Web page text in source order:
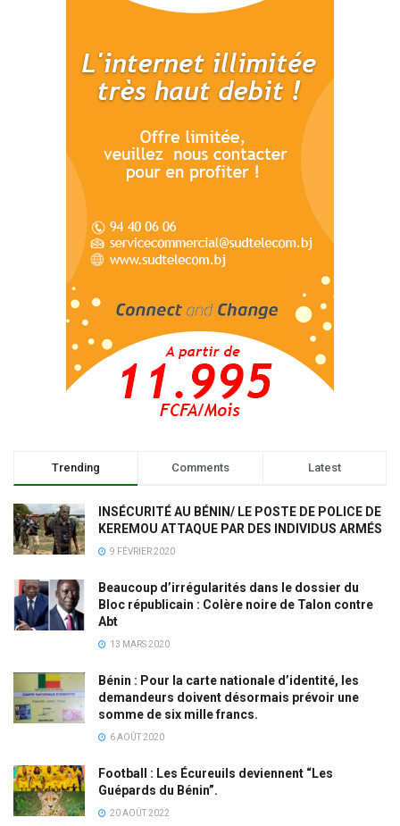
Trending Comments Latest
INSÉCURITÉ AU BÉNIN/ LE POSTE DE POLICE DE
KEREMOU ATTAQUE PAR DES INDIVIDUS ARMÉS
9 FÉVRIER 2020
Beaucoup d’irrégularités dans le dossier du
Bloc républicain : Colère noire de Talon contre
Abt
13 MARS 2020
Bénin : Pour la carte nationale d’identité, les
demandeurs doivent désormais prévoir une
somme de six mille francs.
6 AOÛT 2020
Football : Les Écureuils deviennent “Les
Guépards du Bénin”.
20 AOÛT 2022